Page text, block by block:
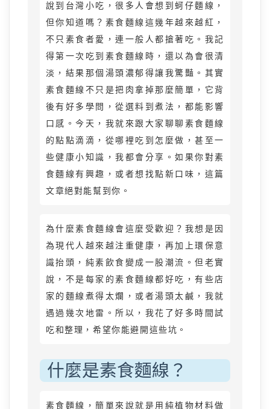
說到台灣小吃，很多人會想到蚵仔麵線，
但你知道嗎？素食麵線這幾年越來越紅，
不只素食者愛，連一般人都搶著吃。我記
得第一次吃到素食麵線時，還以為會很清
淡，結果那個湯頭濃郁得讓我驚豔。其實
素食麵線不只是把肉拿掉那麼簡單，它背
後有好多學問，從選料到煮法，都能影響
口感。今天，我就來跟大家聊聊素食麵線
的點點滴滴，從哪裡吃到怎麼做，甚至一
些健康小知識，我都會分享。如果你對素
食麵線有興趣，或者想找點新口味，這篇
文章絕對能幫到你。
為什麼素食麵線會這麼受歡迎？我想是因
為現代人越來越注重健康，再加上環保意
識抬頭，純素飲食變成一股潮流。但老實
說，不是每家的素食麵線都好吃，有些店
家的麵線煮得太爛，或者湯頭太鹹，我就
遇過幾次地雷。所以，我花了好多時間試
吃和整理，希望你能避開這些坑。
什麼是素食麵線？
素食麵線，簡單來說就是用純植物材料做